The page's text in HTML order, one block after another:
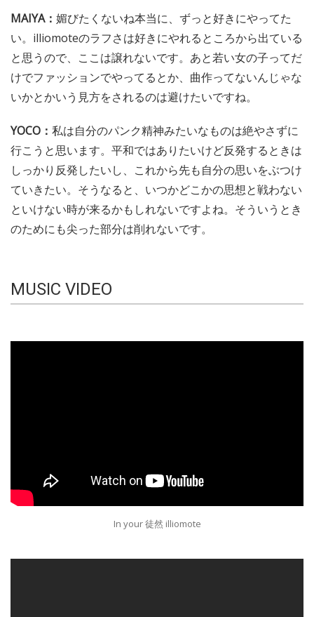
MAIYA： 媚びたくないね本当に、ずっと好きにやってた
い。illiomoteのラフさは好きにやれるところから出ている
と思うので、ここは譲れないです。あと若い女の子ってだ
けでファッションでやってるとか、曲作ってないんじゃな
いかとかいう見方をされるのは避けたいですね。
YOCO： 私は自分のパンク精神みたいなものは絶やさずに
行こうと思います。平和ではありたいけど反発するときは
しっかり反発したいし、これから先も自分の思いをぶつけ
ていきたい。そうなると、いつかどこかの思想と戦わない
といけない時が来るかもしれないですよね。そういうとき
のためにも尖った部分は削れないです。
MUSIC VIDEO
In your 徒然 illiomote